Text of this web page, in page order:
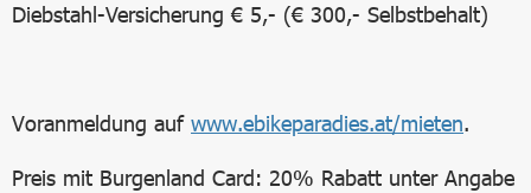
Diebstahl-Versicherung € 5,- (€ 300,- Selbstbehalt)
Voranmeldung auf www.ebikeparadies.at/mieten.
Preis mit Burgenland Card: 20% Rabatt unter Angabe